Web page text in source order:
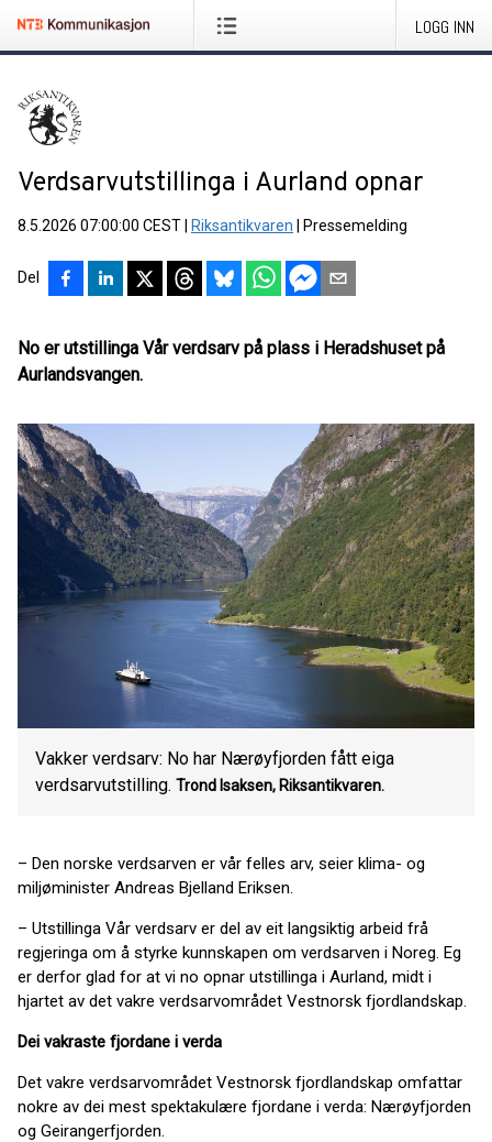
LOGG INN
Verdsarvutstillinga i Aurland opnar
8.5.2026 07:00:00 CEST Riksantikvaren Pressemelding
Del
No er utstillinga Vår verdsarv på plass i Heradshuset på
Aurlandsvangen.
Vakker verdsarv: No har Nærøyfjorden fått eiga
verdsarvutstilling. Trond Isaksen, Riksantikvaren.
– Den norske verdsarven er vår felles arv, seier klima- og
miljøminister Andreas Bjelland Eriksen.
– Utstillinga Vår verdsarv er del av eit langsiktig arbeid frå
regjeringa om å styrke kunnskapen om verdsarven i Noreg. Eg
er derfor glad for at vi no opnar utstillinga i Aurland, midt i
hjartet av det vakre verdsarvområdet Vestnorsk fjordlandskap.
Dei vakraste fjordane i verda
Det vakre verdsarvområdet Vestnorsk fjordlandskap omfattar
nokre av dei mest spektakulære fjordane i verda: Nærøyfjorden
og Geirangerfjorden.